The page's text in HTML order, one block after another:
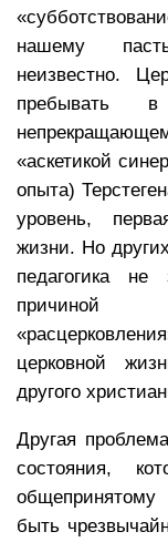
нашему
неизвестно.
пребывать
«аскетикой
опыта)
уровень,
жизни. Но
педагогика
причиной
церковной
другого
Другая
состояния,
быть